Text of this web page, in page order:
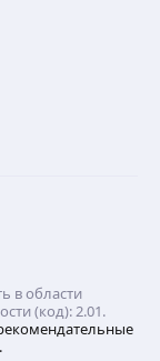
в области
(код): 2.01.